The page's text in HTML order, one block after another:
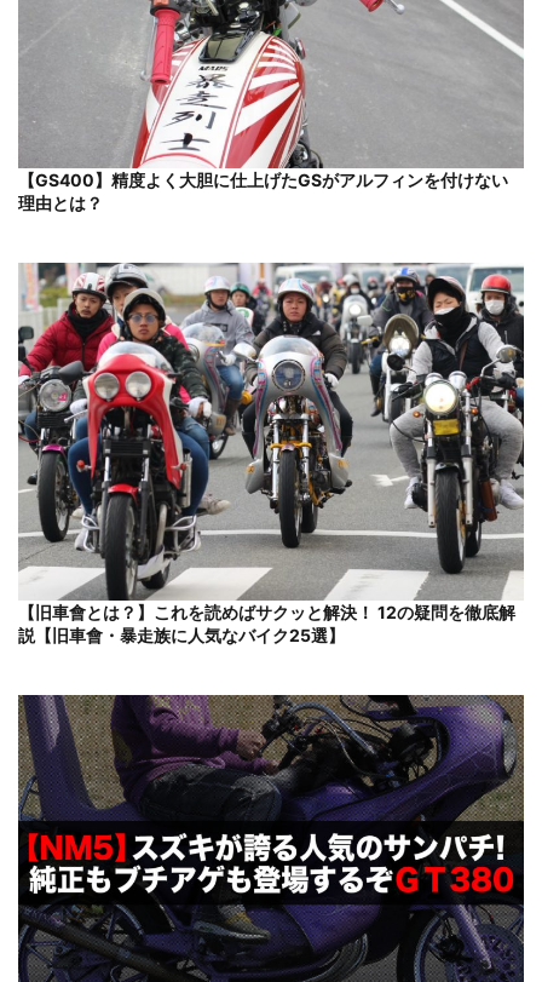
【GS400】精度よく大胆に仕上げたGSがアルフィンを付けない
理由とは？
【旧車會とは？】これを読めばサクッと解決！ 12の疑問を徹底解
説【旧車會・暴走族に人気なバイク25選】